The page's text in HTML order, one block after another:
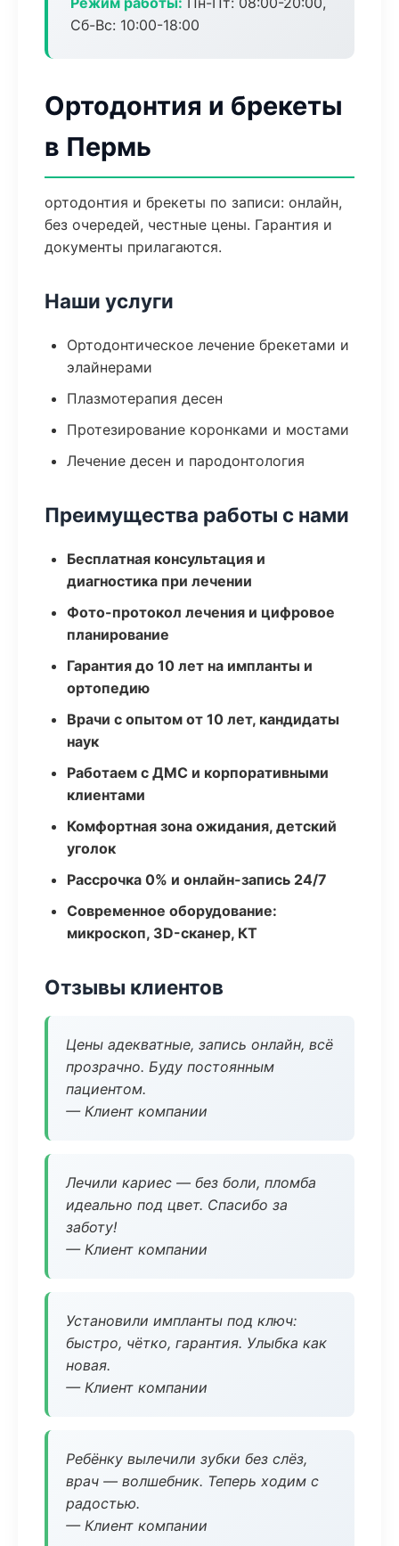
Сб-Вс: 10:00-18:00
Ортодонтия и брекеты
в Пермь
ортодонтия и брекеты по записи: онлайн,
без очередей, честные цены. Гарантия и
документы прилагаются.
Наши услуги
Ортодонтическое лечение брекетами и
элайнерами
Плазмотерапия десен
Протезирование коронками и мостами
Лечение десен и пародонтология
Преимущества работы с нами
Бесплатная консультация и
диагностика при лечении
Фото-протокол лечения и цифровое
планирование
Гарантия до 10 лет на импланты и
ортопедию
Врачи с опытом от 10 лет, кандидаты
наук
Работаем с ДМС и корпоративными
клиентами
Комфортная зона ожидания, детский
уголок
Рассрочка 0% и онлайн-запись 24/7
Современное оборудование:
микроскоп, 3D-сканер, КТ
Отзывы клиентов
Цены адекватные, запись онлайн, всё
прозрачно. Буду постоянным
пациентом.
— Клиент компании
Лечили кариес — без боли, пломба
идеально под цвет. Спасибо за
заботу!
— Клиент компании
Установили импланты под ключ:
быстро, чётко, гарантия. Улыбка как
новая.
— Клиент компании
Ребёнку вылечили зубки без слёз,
врач — волшебник. Теперь ходим с
радостью.
— Клиент компании